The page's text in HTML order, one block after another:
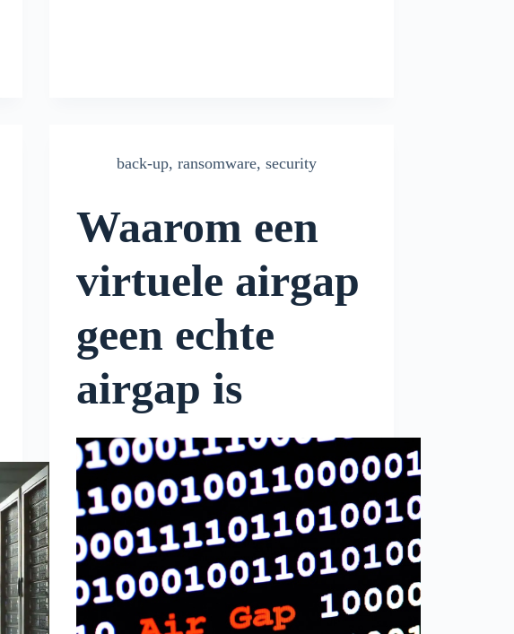
back-up,ransomware,security
Waarom een
virtuele airgap
geen echte
airgap is